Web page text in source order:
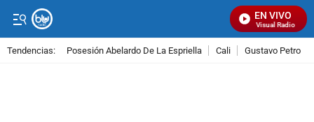
EN VIVO
Señal Visual Radio
Tendencias: Posesión Abelardo De La Espriella Cali Gustavo Petro